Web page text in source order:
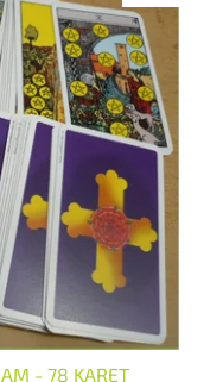
- 78 KARET